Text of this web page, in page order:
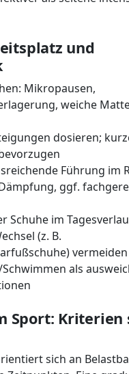
und
Mikropausen,
weiche
dosieren;
Führung im
ggf.
Schuhe im
(z. B.
vermeiden
als
Sport:
sich an